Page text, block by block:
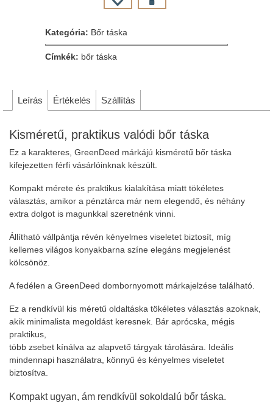
Kategória: Bőr táska
Címkék: bőr táska
Leírás Értékelés Szállítás
Kisméretű, praktikus valódi bőr táska
Ez a karakteres, GreenDeed márkájú kisméretű bőr táska
kifejezetten férfi vásárlóinknak készült.
Kompakt mérete és praktikus kialakítása miatt tökéletes
választás, amikor a pénztárca már nem elegendő, és néhány
extra dolgot is magunkkal szeretnénk vinni.
Állítható vállpántja révén kényelmes viseletet biztosít, míg
kellemes világos konyakbarna színe elegáns megjelenést
kölcsönöz.
A fedélen a GreenDeed dombornyomott márkajelzése található.
Ez a rendkívül kis méretű oldaltáska tökéletes választás azoknak,
akik minimalista megoldást keresnek. Bár aprócska, mégis
praktikus,
több zsebet kínálva az alapvető tárgyak tárolására. Ideális
mindennapi használatra, könnyű és kényelmes viseletet
biztosítva.
Kompakt ugyan, ám rendkívül sokoldalú bőr táska.